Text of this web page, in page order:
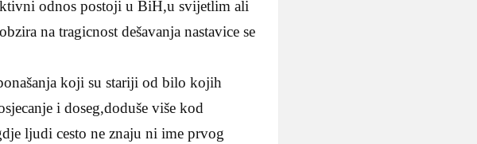
odnos postoji u BiH,u svijetlim ali
na tragicnost dešavanja nastavice se
koji su stariji od bilo kojih
i doseg,doduše više kod
ljudi cesto ne znaju ni ime prvog